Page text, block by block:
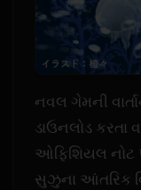
નવલ ગેમની
ડાઉનલોડ કરતા
ઓફિશિયલ નોટ
સુઝુના આંતરિક